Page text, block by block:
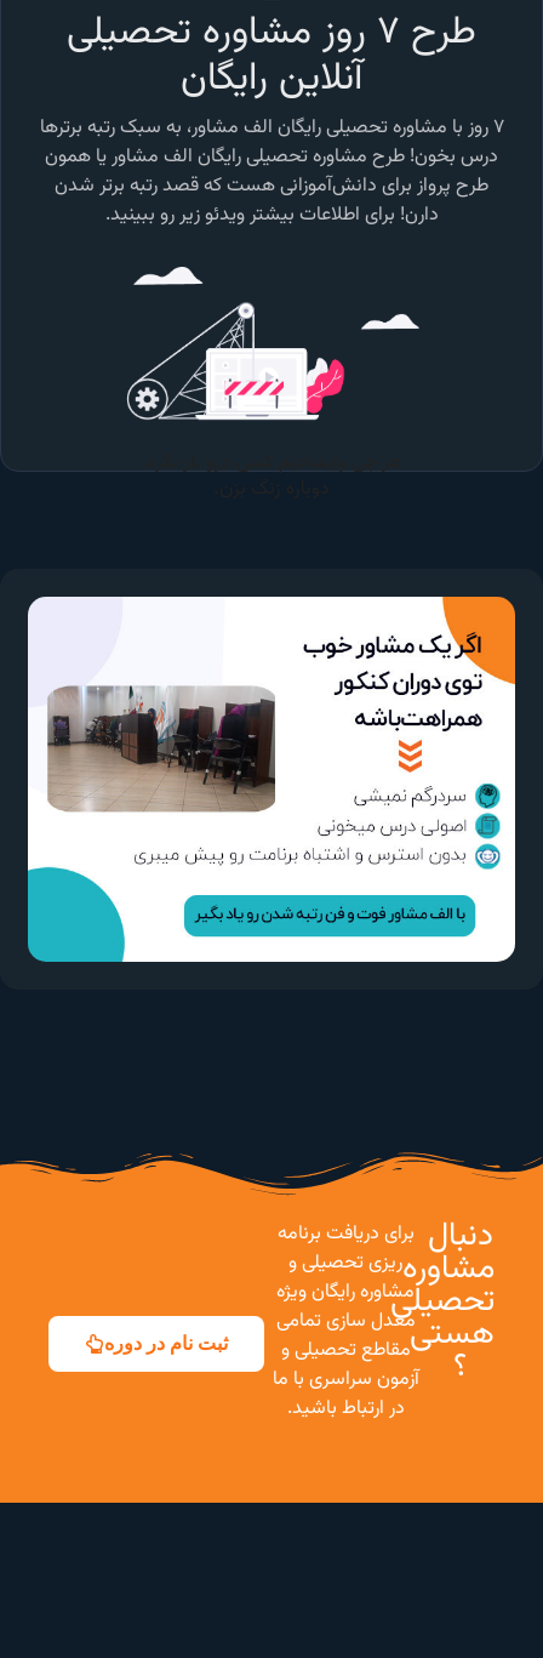
طرح ۷ روز مشاوره تحصیلی
آنلاین رایگان
۷ روز با مشاوره تحصیلی رایگان الف مشاور، به سبک رتبه برترها
درس بخون! طرح مشاوره تحصیلی رایگان الف مشاور یا همون
طرح پرواز برای دانش‌آموزانی هست که قصد رتبه برتر شدن
دارن! برای اطلاعات بیشتر ویدئو زیر رو ببینید.
دنبال
مشاوره
تحصیلی
هستی
؟
برای دریافت برنامه
ریزی تحصیلی و
مشاوره رایگان ویژه
معدل سازی تمامی
مقاطع تحصیلی و
آزمون سراسری با ما
در ارتباط باشید.
ثبت نام در دوره